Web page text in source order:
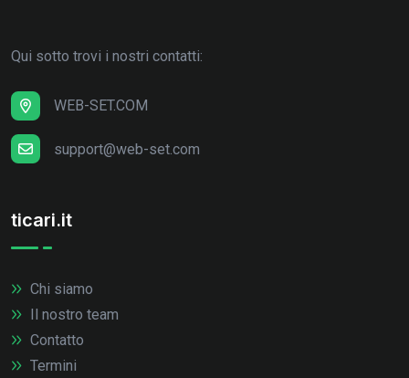
Qui sotto trovi i nostri contatti:
WEB-SET.COM
support@web-set.com
ticari.it
Chi siamo
Il nostro team
Contatto
Termini